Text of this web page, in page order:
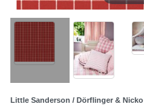
Little Sanderson / Dörflinger & Nicko